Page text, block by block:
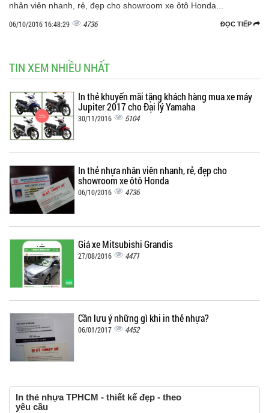
nhân viên nhanh, rẻ, đẹp cho showroom xe ôtô Honda...
ĐỌC TIẾP
06/10/2016 16:48:29 4736
TIN XEM NHIỀU NHẤT
In thẻ khuyến mãi tặng khách hàng mua xe máy
Jupiter 2017 cho Đại lý Yamaha
30/11/2016 5104
In thẻ nhựa nhân viên nhanh, rẻ, đẹp cho
showroom xe ôtô Honda
06/10/2016 4736
Giá xe Mitsubishi Grandis
27/08/2016 4471
Cần lưu ý những gì khi in thẻ nhựa?
06/01/2017 4452
In thẻ nhựa TPHCM - thiết kế đẹp - theo
yêu cầu